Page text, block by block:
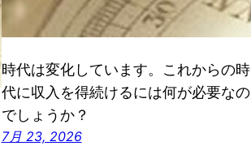
時代は変化しています。これからの時
代に収入を得続けるには何が必要なの
でしょうか？
7月 23, 2026